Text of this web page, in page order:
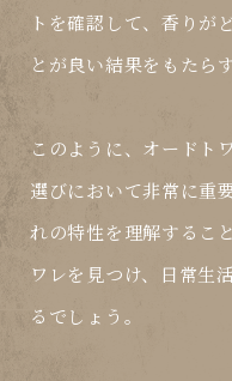
トを確認して、香りが
とが良い結果をもたら
このように、オードト
選びにおいて非常に重
れの特性を理解するこ
ワレを見つけ、日常生
るでしょう。